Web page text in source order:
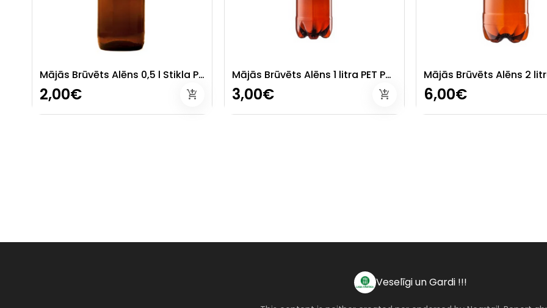
Mājās Brūvēts Alēns 0,5 l Stikla Pudelē.
2,00€ add_shopping_cart
Mājās Brūvēts Alēns 1 litra PET Pudelē.
3,00€ add_shopping_cart 6,00€
Veselīgi un Gardi !!!